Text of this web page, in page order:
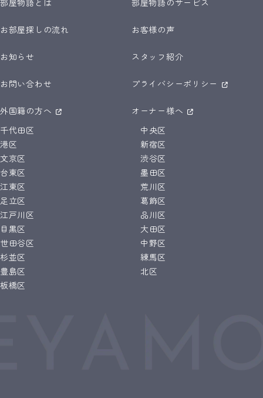
部屋物語とは
部屋物語のサービス
お部屋探しの流れ お客様の声
お知らせ スタッフ紹介
お問い合わせ プライバシーポリシー
外国籍の方へ
オーナー様へ
千代田区
中央区
港区
新宿区
文京区
渋谷区
台東区
墨田区
江東区
荒川区
足立区
葛飾区
江戸川区
品川区
目黒区
大田区
世田谷区
中野区
杉並区
練馬区
豊島区
北区
板橋区